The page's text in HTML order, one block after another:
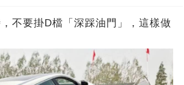
不要掛D檔「深踩油門」，這樣做